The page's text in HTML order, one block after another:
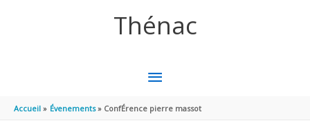
Thénac
MENU
PRINCIPAL
Accueil Évenements ConfÉrence pierre massot